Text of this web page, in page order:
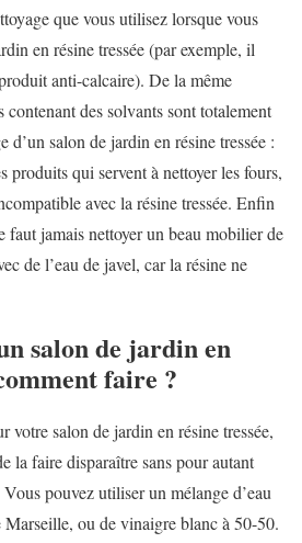
que vous utilisez lorsque vous
en résine tressée (par exemple, il
anti-calcaire). De la même
des solvants sont totalement
d’un salon de jardin en résine tressée :
produits qui servent à nettoyer les fours,
avec la résine tressée. Enfin
faut jamais nettoyer un beau mobilier de
de l’eau de javel, car la résine ne
salon de jardin en
faire ?
votre salon de jardin en résine tressée,
la faire disparaître sans pour autant
pouvez utiliser un mélange d’eau
Marseille, ou de vinaigre blanc à 50-50.